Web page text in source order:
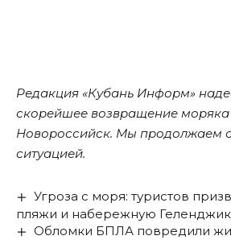
Редакция «Кубань Информ»
скорейшее возвращение
Новороссийск. Мы продолжаем
ситуацией.
Угроза с моря: туристов
пляжи и набережную
Обломки БПЛА повредили